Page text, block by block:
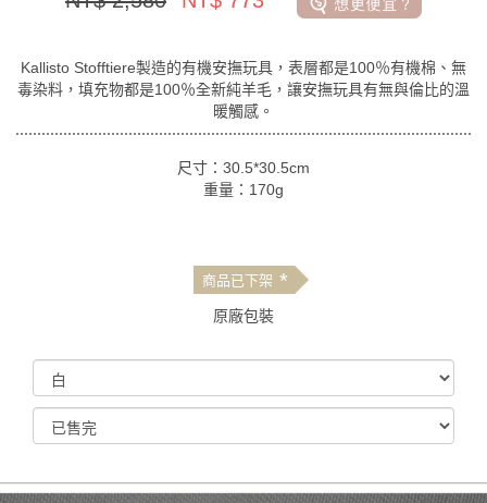
Kallisto Stofftiere製造的有機安撫玩具，表層都是100％有機棉、無
毒染料，填充物都是100％全新純羊毛，讓安撫玩具有無與倫比的溫
暖觸感。
尺寸：30.5*30.5cm
重量：170g
商品已下架 *
原廠包裝